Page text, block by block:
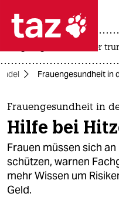
 taz
taz
themen
politik
öko
gesellschaft
usa unter
Frauengesundheit in
Frauengesundheit in
Hilfe bei
Frauen müssen sich
schützen, warnen
mehr Wissen um
Geld.